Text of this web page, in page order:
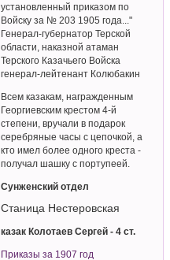
установленный приказом по
Войску за № 203 1905 года..."
Генерал-губернатор Терской
области, наказной атаман
Терского Казачьего Войска
генерал-лейтенант Колюбакин
Всем казакам, награжденным
Георгиевским крестом 4-й
степени, вручали в подарок
серебряные часы с цепочкой, а
кто имел более одного креста -
получал шашку с портупеей.
Сунженский отдел
Станица Нестеровская
казак Колотаев Сергей - 4 ст.
Приказы за 1907 год